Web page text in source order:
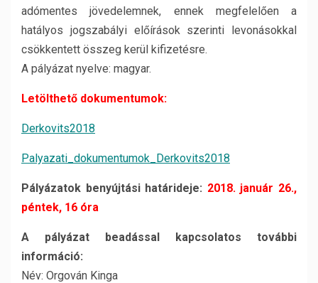
adómentes jövedelemnek, ennek megfelelően a
hatályos jogszabályi előírások szerinti levonásokkal
csökkentett összeg kerül kifizetésre.
A pályázat nyelve: magyar.
Letölthető dokumentumok:
Derkovits2018
Palyazati_dokumentumok_Derkovits2018
Pályázatok benyújtási határideje: 2018. január 26.,
péntek, 16 óra
A pályázat beadással kapcsolatos további
információ:
Név: Orgován Kinga